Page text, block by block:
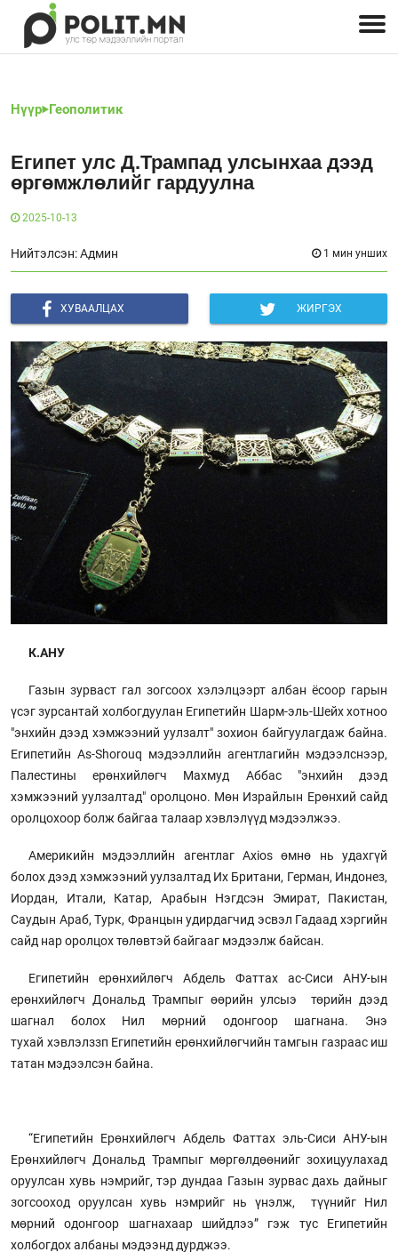
Нүүр Геополитик
Египет улс Д.Трампад улсынхаа дээд
өргөмжлөлийг гардуулна
2025-10-13
Нийтэлсэн: Админ 1 мин унших
ХУВААЛЦАХ ЖИРГЭХ
К.АНУ
Газын зурваст гал зогсоох хэлэлцээрт албан ёсоор гарын
үсэг зурсантай холбогдуулан Египетийн Шарм-эль-Шейх хотноо
"энхийн дээд хэмжээний уулзалт" зохион байгуулагдаж байна.
Египетийн As-Shorouq мэдээллийн агентлагийн мэдээлснээр,
Палестины ерөнхийлөгч Махмуд Аббас "энхийн дээд
хэмжээний уулзалтад" оролцоно. Мөн Израйлын Ерөнхий сайд
оролцохоор болж байгаа талаар хэвлэлүүд мэдээлжээ.
Америкийн мэдээллийн агентлаг Axios өмнө нь удахгүй
болох дээд хэмжээний уулзалтад Их Британи, Герман, Индонез,
Иордан, Итали, Катар, Арабын Нэгдсэн Эмират, Пакистан,
Саудын Араб, Турк, Францын удирдагчид эсвэл Гадаад хэргийн
сайд нар оролцох төлөвтэй байгааг мэдээлж байсан.
Египетийн ерөнхийлөгч Абдель Фаттах ас-Сиси АНУ-ын
ерөнхийлөгч Дональд Трампыг өөрийн улсыэ төрийн дээд
шагнал болох Нил мөрний одонгоор шагнана. Энэ
тухай хэвлэлззп Египетийн ерөнхийлөгчийн тамгын газраас иш
татан мэдээлсэн байна.
“Египетийн Ерөнхийлөгч Абдель Фаттах эль-Сиси АНУ-ын
Ерөнхийлөгч Дональд Трампыг мөргөлдөөнийг зохицуулахад
оруулсан хувь нэмрийг, тэр дундаа Газын зурвас дахь дайныг
зогсооход оруулсан хувь нэмрийг нь үнэлж, түүнийг Нил
мөрний одонгоор шагнахаар шийдлээ” гэж тус Египетийн
холбогдох албаны мэдээнд дурджээ.